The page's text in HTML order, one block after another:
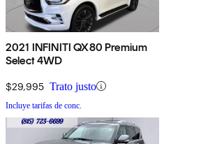
2021 INFINITI QX80 Premium
Select 4WD
$29,995 Trato justo
Incluye tarifas de conc.